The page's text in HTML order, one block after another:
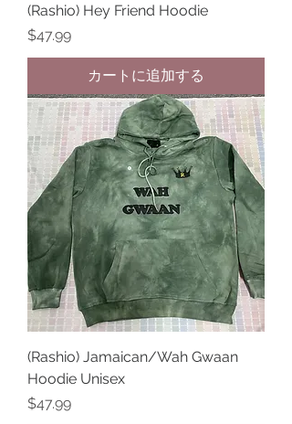
(Rashio) Hey Friend Hoodie
価格
$47.99
カートに追加する
(Rashio) Jamaican/Wah Gwaan
Hoodie Unisex
価格
$47.99